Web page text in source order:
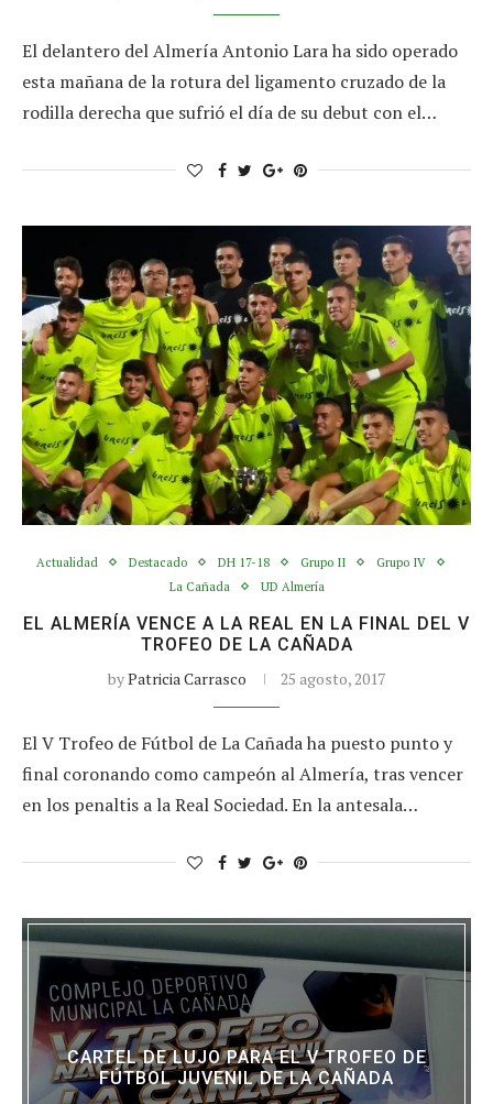
El delantero del Almería Antonio Lara ha sido operado
esta mañana de la rotura del ligamento cruzado de la
rodilla derecha que sufrió el día de su debut con el…
Actualidad Destacado DH 17-18 Grupo II
Grupo IV
La Cañada
UD Almería
EL ALMERÍA VENCE A LA REAL EN LA FINAL DEL V
TROFEO DE LA CAÑADA
byPatricia Carrasco 25 agosto, 2017
El V Trofeo de Fútbol de La Cañada ha puesto punto y
final coronando como campeón al Almería, tras vencer
en los penaltis a la Real Sociedad. En la antesala…
CARTEL DE LUJO PARA EL V TROFEO DE
FÚTBOL JUVENIL DE LA CAÑADA